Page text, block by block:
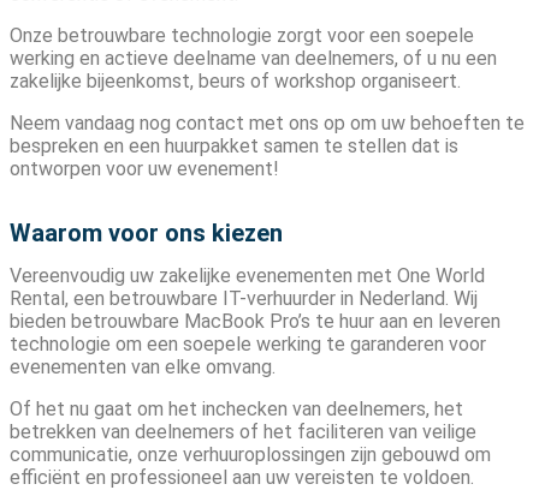
Onze betrouwbare technologie zorgt voor een soepele
werking en actieve deelname van deelnemers, of u nu een
zakelijke bijeenkomst, beurs of workshop organiseert.
Neem vandaag nog contact met ons op om uw behoeften te
bespreken en een huurpakket samen te stellen dat is
ontworpen voor uw evenement!
Waarom voor ons kiezen
Vereenvoudig uw zakelijke evenementen met One World
Rental, een betrouwbare IT-verhuurder in Nederland. Wij
bieden betrouwbare MacBook Pro’s te huur aan en leveren
technologie om een ​​soepele werking te garanderen voor
evenementen van elke omvang.
Of het nu gaat om het inchecken van deelnemers, het
betrekken van deelnemers of het faciliteren van veilige
communicatie, onze verhuuroplossingen zijn gebouwd om
efficiënt en professioneel aan uw vereisten te voldoen.